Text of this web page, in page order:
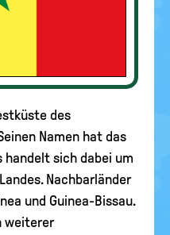
des
Namen hat das
handelt sich dabei um
Nachbarländer
und Guinea-Bissau.
weiterer